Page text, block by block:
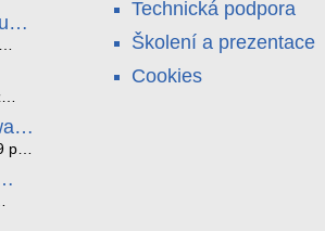
a
ze
Technická podpora
Školení a prezentace
Cookies